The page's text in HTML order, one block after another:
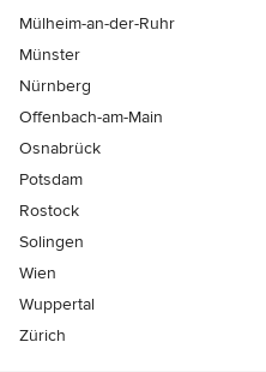
Mülheim-an-der-Ruhr
Münster
Nürnberg
Offenbach-am-Main
Osnabrück
Potsdam
Rostock
Solingen
Wien
Wuppertal
Zürich